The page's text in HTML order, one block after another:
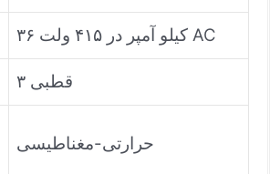
۳۶ کیلو آمپر در ۴۱۵ ولت AC
۳ قطبی
حرارتی-مغناطیسی